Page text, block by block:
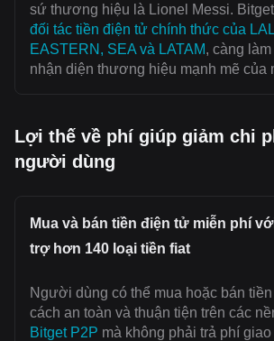
sứ thương hiệu là Lionel Messi.
đối tác tiền điện tử chính thức của
EASTERN, SEA và LATAM, càng
nhận diện thương hiệu mạnh mẽ của
Lợi thế về phí giúp giảm chi
người dùng
Mua và bán tiền điện tử miễn phí
trợ hơn 140 loại tiền fiat
Người dùng có thể mua hoặc bán
cách an toàn và thuận tiện trên các
Bitget P2P mà không phải trả phí